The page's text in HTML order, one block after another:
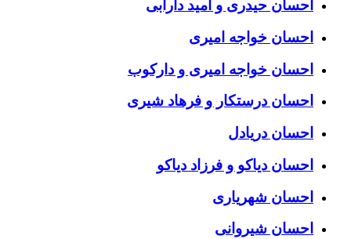
احسان حیدری و امید دارابی
احسان خواجه امیری
احسان خواجه امیری و دارکوب
احسان درستكار و فرهاد شيرى
احسان دریادل
احسان دیاکو و فرزاد دیاکو
احسان شهریاری
احسان شیروانی